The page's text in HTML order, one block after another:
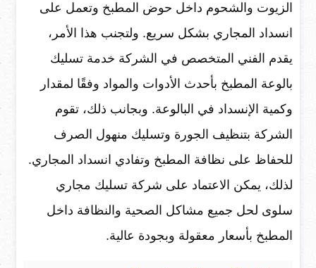
الزيوت والشحوم داخل حوض المطبخ وتعمل على
انسداد المجاري بشكل سريع. ولتجنب هذا الأمر،
يقدم الفني المتخصص في الشركة خدمة تسليك
بالوعة المطبخ بأحدث الأدوات والمواد وفقًا لمقدار
وكمية الإنسداد في البالوعة. وبجانب ذلك، تقوم
الشركة بتنظيف الجورة وتسليك منهول الصرف
للحفاظ على نظافة المطبخ وتفادي انسداد المجاري.
لذلك، يمكن الاعتماد على شركة تسليك مجاري
سلوى لحل جميع مشاكل الصحية والنظافة داخل
المطبخ بأسعار معقولة وبجودة عالية.